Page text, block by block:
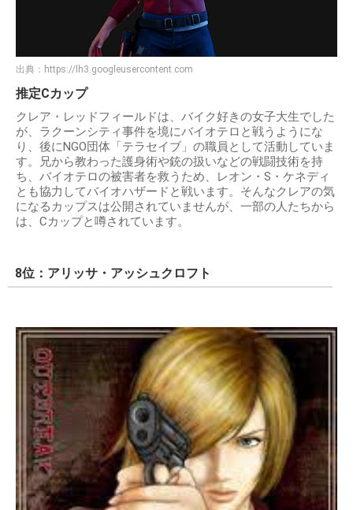
出典： https://lh3.googleusercontent.com
推定Cカップ
クレア・レッドフィールドは、バイク好きの女子大生でした
が、ラクーンシティ事件を境にバイオテロと戦うようにな
り、後にNGO団体「テラセイブ」の職員として活動していま
す。兄から教わった護身術や銃の扱いなどの戦闘技術を持
ち、バイオテロの被害者を救うため、レオン・S・ケネディ
とも協力してバイオハザードと戦います。 そんなクレアの気
になるカップスは公開されていませんが、一部の人たちから
は、Cカップと噂されています。
8位：アリッサ・アッシュクロフト